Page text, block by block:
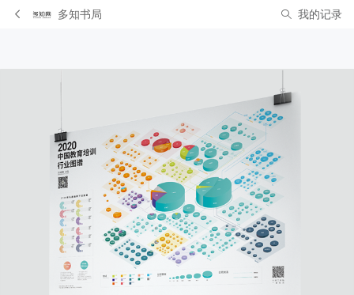
多知书局 我的记录